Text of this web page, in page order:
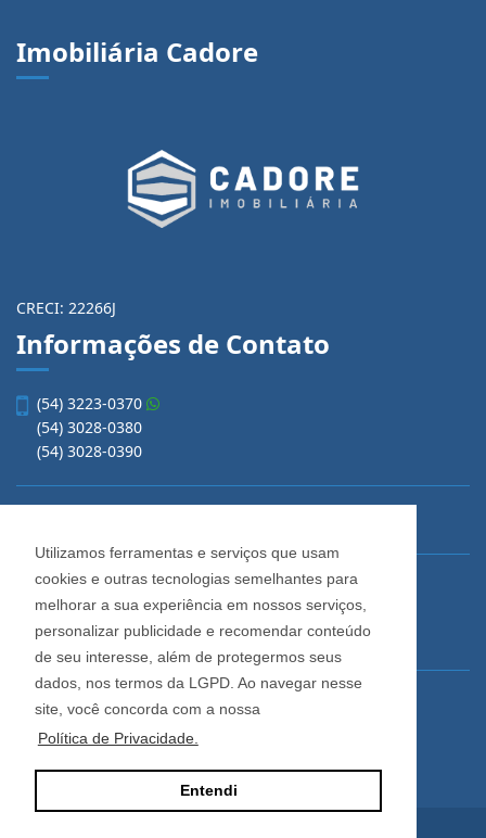
Utilizamos ferramentas e serviços que usam
cookies e outras tecnologias semelhantes para
melhorar a sua experiência em nossos serviços,
personalizar publicidade e recomendar conteúdo
de seu interesse, além de protegermos seus
dados, nos termos da LGPD. Ao navegar nesse
site, você concorda com a nossa
Política de Privacidade.
Entendi
Imobiliária Cadore
CRECI: 22266J
Informações de Contato
(54) 3223-0370
(54) 3028-0380
(54) 3028-0390
Imobiliária Cadore
Rua Os Dezoito do Forte, 1622, Centro
Caxias do Sul - Rio Grande do Sul
Horário de Atendimento
De segunda a sexta-feira
Das 08:30 às 12:00 e das 13:30 às 18:00